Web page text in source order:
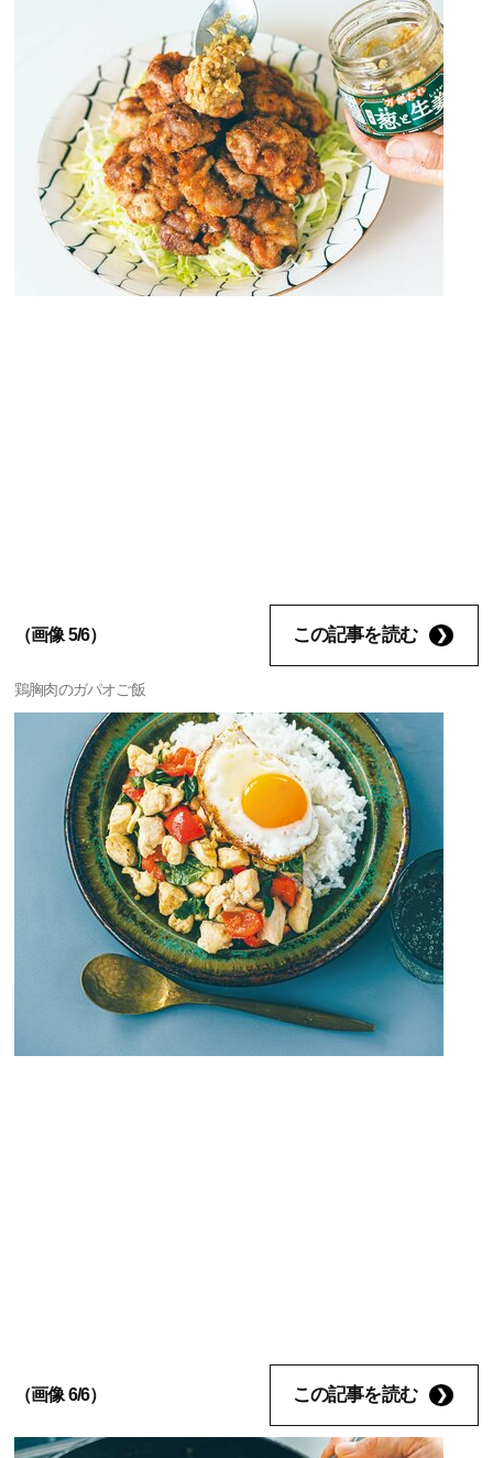
（画像 5/6） この記事を読む
鶏胸肉のガパオご飯
（画像 6/6） この記事を読む